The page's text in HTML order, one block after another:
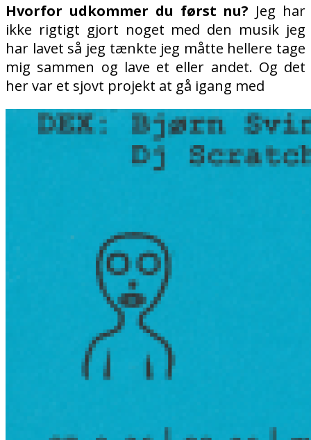
Hvorfor udkommer du først nu? Jeg har
ikke rigtigt gjort noget med den musik jeg
har lavet så jeg tænkte jeg måtte hellere tage
mig sammen og lave et eller andet. Og det
her var et sjovt projekt at gå igang med